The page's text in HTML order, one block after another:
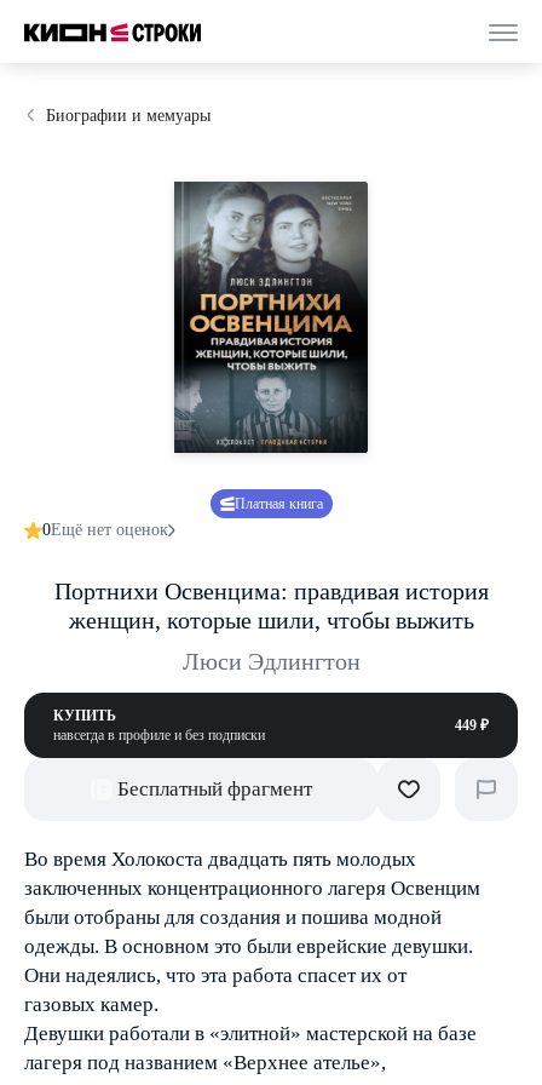
Биографии и мемуары
Платная книга
0Ещё нет оценок
Портнихи Освенцима: правдивая история
женщин, которые шили, чтобы выжить
Люси Эдлингтон
КУПИТЬ
навсегда в профиле и без подписки
449 ₽
Бесплатный фрагмент
Во время Холокоста двадцать пять молодых
заключенных концентрационного лагеря Освенцим
были отобраны для создания и пошива модной
одежды. В основном это были еврейские девушки.
Они надеялись, что эта работа спасет их от
газовых камер.
Девушки работали в «элитной» мастерской на базе
лагеря под названием «Верхнее ателье»,